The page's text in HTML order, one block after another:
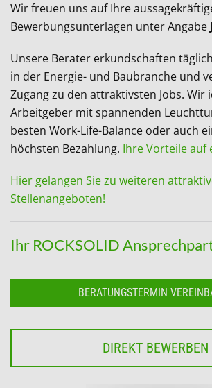
Wir freuen uns auf Ihre
Bewerbungsunterlagen unter Angabe
Unsere Berater erkundschaften
in der Energie- und Baubranche und
Zugang zu den attraktivsten Jobs. Wir
Arbeitgeber mit spannenden
besten Work-Life-Balance oder auch
höchsten Bezahlung. Ihre Vorteile auf
Hier gelangen Sie zu weiteren
Stellenangeboten!
Ihr ROCKSOLID
BERATUNGSTERMIN
DIREKT BEWERBEN